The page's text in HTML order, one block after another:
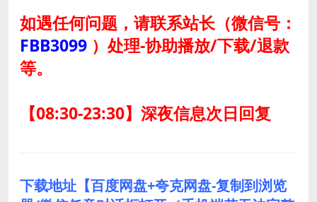
如遇任何问题，请联系站长（微信号：
FBB3099 ） 处理-协助播放/下载/退款
等。
【08:30-23:30】深夜信息次日回复
下载地址【百度网盘+夸克网盘-复制到浏览